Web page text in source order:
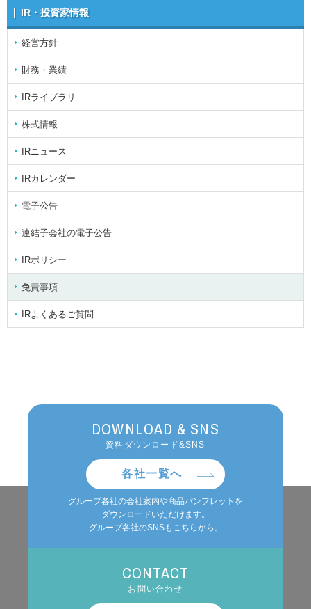
IR・投資家情報
経営方針
財務・業績
IRライブラリ
株式情報
IRニュース
IRカレンダー
電子公告
連結子会社の電子公告
IRポリシー
免責事項
IRよくあるご質問
DOWNLOAD & SNS
資料ダウンロード&SNS
各社一覧へ
グループ各社の会社案内や商品パンフレットを
ダウンロードいただけます。
グループ各社のSNSもこちらから。
CONTACT
お問い合わせ